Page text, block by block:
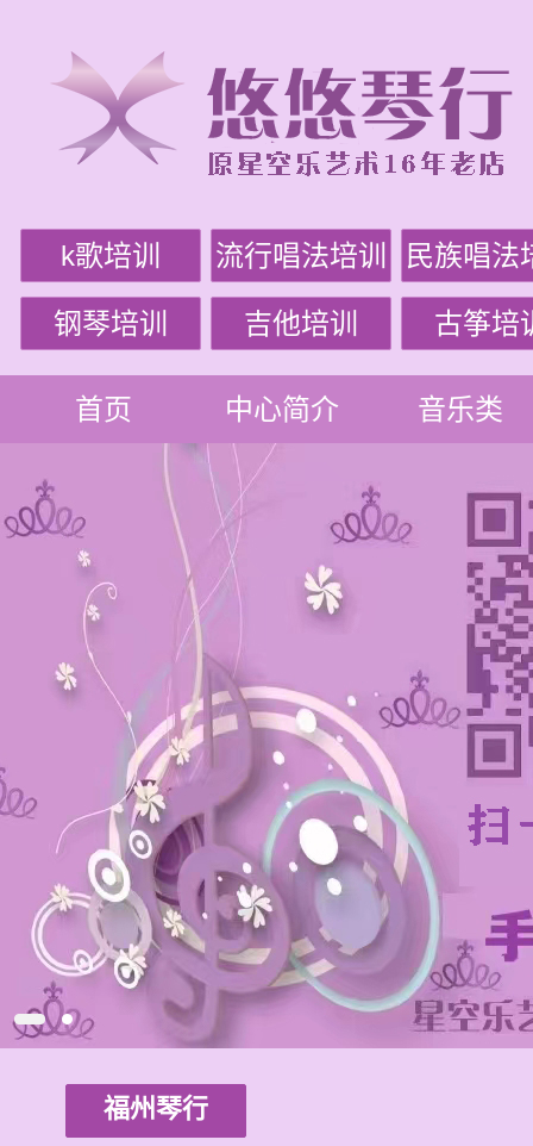
k歌培训 流行唱法培训 民族唱法
钢琴培训 吉他培训 古筝培
首页 中心简介 音乐类
福州琴行